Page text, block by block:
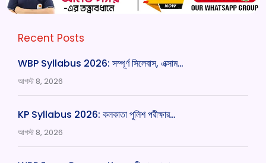
Recent Posts
WBP Syllabus 2026: সম্পূর্ণ সিলেবাস, এক্সাম…
আগস্ট 8, 2026
KP Syllabus 2026: কলকাতা পুলিশ পরীক্ষার…
আগস্ট 8, 2026